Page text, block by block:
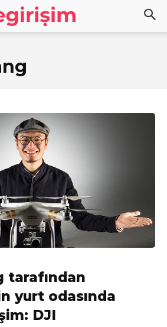
tarafından
yurt odasında
DJI